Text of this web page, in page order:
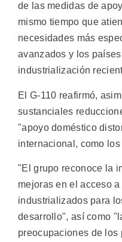
de las medidas de
mismo tiempo que
necesidades más
avanzados y los
industrialización
El G-110 reafirmó,
sustanciales
"apoyo doméstico
internacional, como
"El grupo reconoce la
mejoras en el acceso
industrializados para
desarrollo", así como
preocupaciones de los